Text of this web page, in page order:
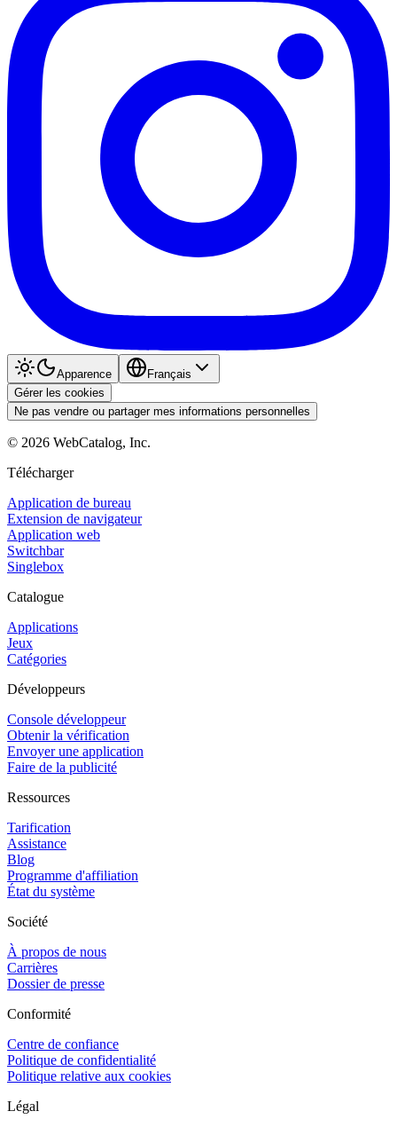
Apparence
Français
Gérer les cookies
Ne pas vendre ou partager mes informations personnelles
© 2026 WebCatalog, Inc.
Télécharger
Application de bureau
Extension de navigateur
Application web
Switchbar
Singlebox
Catalogue
Applications
Jeux
Catégories
Développeurs
Console développeur
Obtenir la vérification
Envoyer une application
Faire de la publicité
Ressources
Tarification
Assistance
Blog
Programme d'affiliation
État du système
Société
À propos de nous
Carrières
Dossier de presse
Conformité
Centre de confiance
Politique de confidentialité
Politique relative aux cookies
Légal